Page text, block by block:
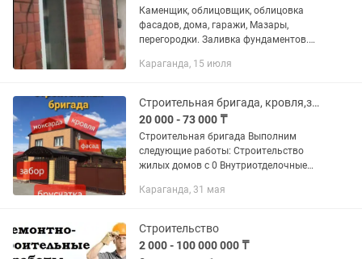
Каменщик, облицовщик, облицовка
фасадов, дома, гаражи, Мазары,
перегородки. Заливка фундаментов.
. Керамогранит и ТД
Караганда, 15 июля
Строительная бригада, кровля,заборы,сайдинг, дома под ключ
20 000 - 73 000 ₸
Строительная бригада Выполним
следующие работы: Строительство
жилых домов с 0 Внутриотделочные
Фасадные работы(
Кровельные работы(...
Караганда, 31 мая
Строительство
2 000 - 100 000 000 ₸